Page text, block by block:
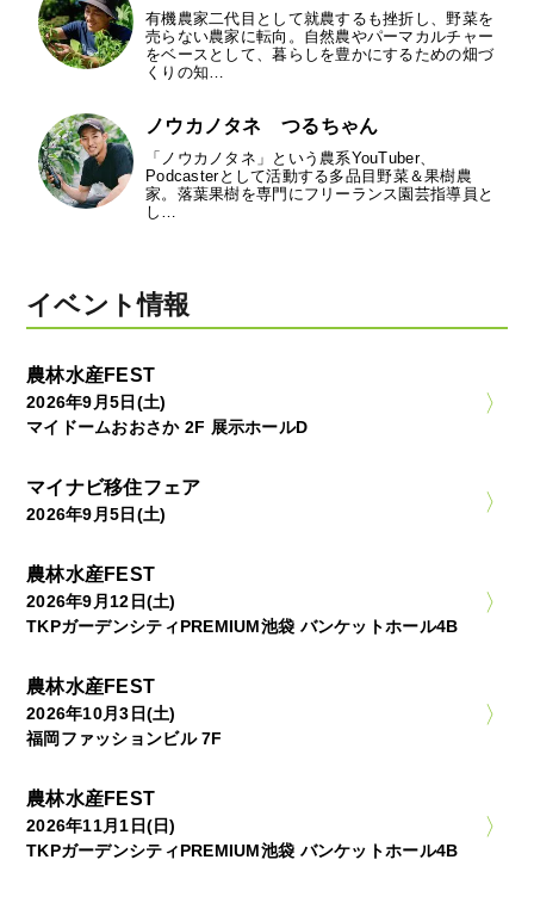
有機農家二代目として就農するも挫折し、野菜を
売らない農家に転向。自然農やパーマカルチャー
をベースとして、暮らしを豊かにするための畑づ
くりの知…
ノウカノタネ つるちゃん
「ノウカノタネ」という農系YouTuber、
Podcasterとして活動する多品目野菜＆果樹農
家。落葉果樹を専門にフリーランス園芸指導員と
し…
イベント情報
農林水産FEST
2026年9月5日(土)
マイドームおおさか 2F 展示ホールD
マイナビ移住フェア
2026年9月5日(土)
農林水産FEST
2026年9月12日(土)
TKPガーデンシティPREMIUM池袋 バンケットホール4B
農林水産FEST
2026年10月3日(土)
福岡ファッションビル 7F
農林水産FEST
2026年11月1日(日)
TKPガーデンシティPREMIUM池袋 バンケットホール4B